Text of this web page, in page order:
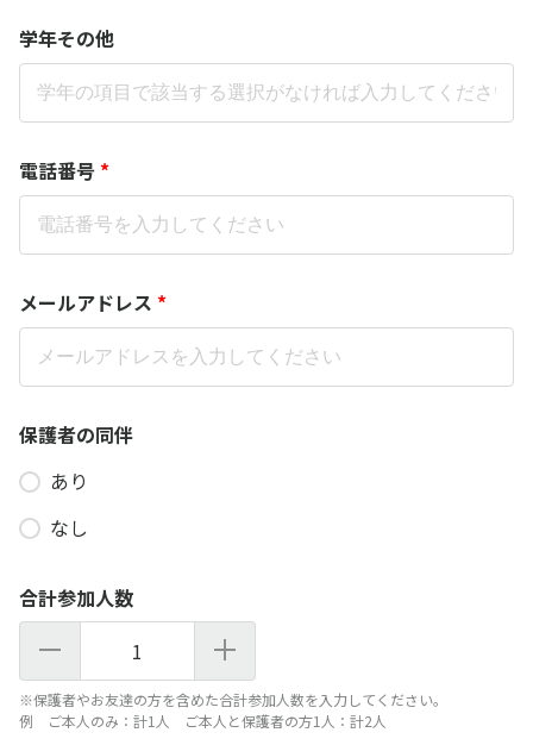
学年その他
電話番号 *
メールアドレス *
保護者の同伴
あり
なし
合計参加人数
1
※保護者やお友達の方を含めた合計参加人数を入力してください。
例 ご本人のみ：計1人 ご本人と保護者の方1人：計2人